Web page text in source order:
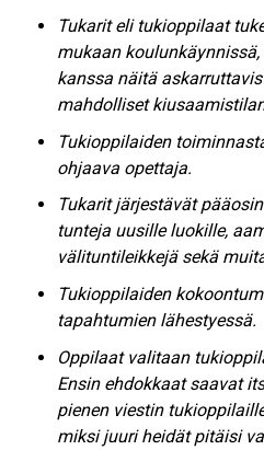
Tukarit eli tukioppilaat
mukaan
kanssa näitä
mahdolliset
Tukioppilaiden
ohjaava opettaja.
Tukarit järjestävät pääosin
tunteja uusille luokille,
välituntileikkejä sekä
Tukioppilaiden
tapahtumien lähestyessä.
Oppilaat valitaan
Ensin ehdokkaat saavat
pienen viestin
miksi juuri heidät pitäisi